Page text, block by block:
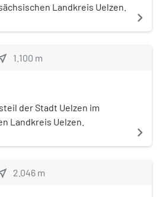
Landkreis Uelzen.
navigate_next
1.100 m
der Stadt Uelzen im
Landkreis Uelzen.
navigate_next
2.046 m